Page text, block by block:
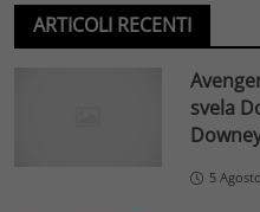
ARTICOLI RECENTI
svela
5